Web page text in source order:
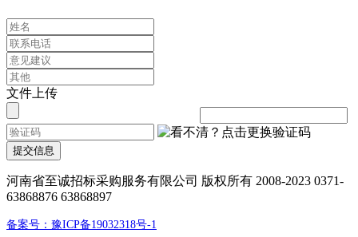
文件上传
提交信息
河南省至诚招标采购服务有限公司 版权所有 2008-2023 0371-
63868876 63868897
备案号：豫ICP备19032318号-1